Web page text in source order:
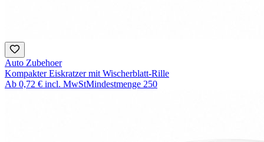
Auto Zubehoer
Kompakter Eiskratzer mit Wischerblatt-Rille
Ab 0,72 € incl. MwStMindestmenge 250